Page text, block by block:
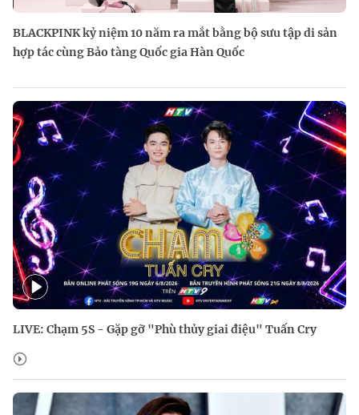
BLACKPINK kỷ niệm 10 năm ra mắt bằng bộ sưu tập di sản
hợp tác cùng Bảo tàng Quốc gia Hàn Quốc
LIVE: Chạm 5S - Gặp gỡ "Phù thủy giai điệu" Tuấn Cry